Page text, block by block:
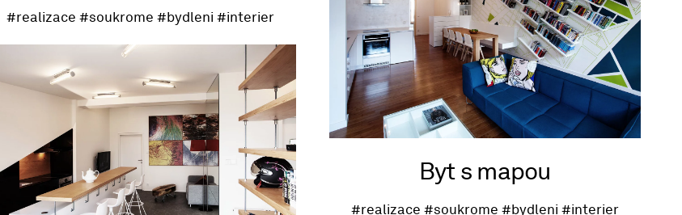
#realizace #soukrome #bydleni #interier
Byt s mapou
#realizace #soukrome #bydleni #interier